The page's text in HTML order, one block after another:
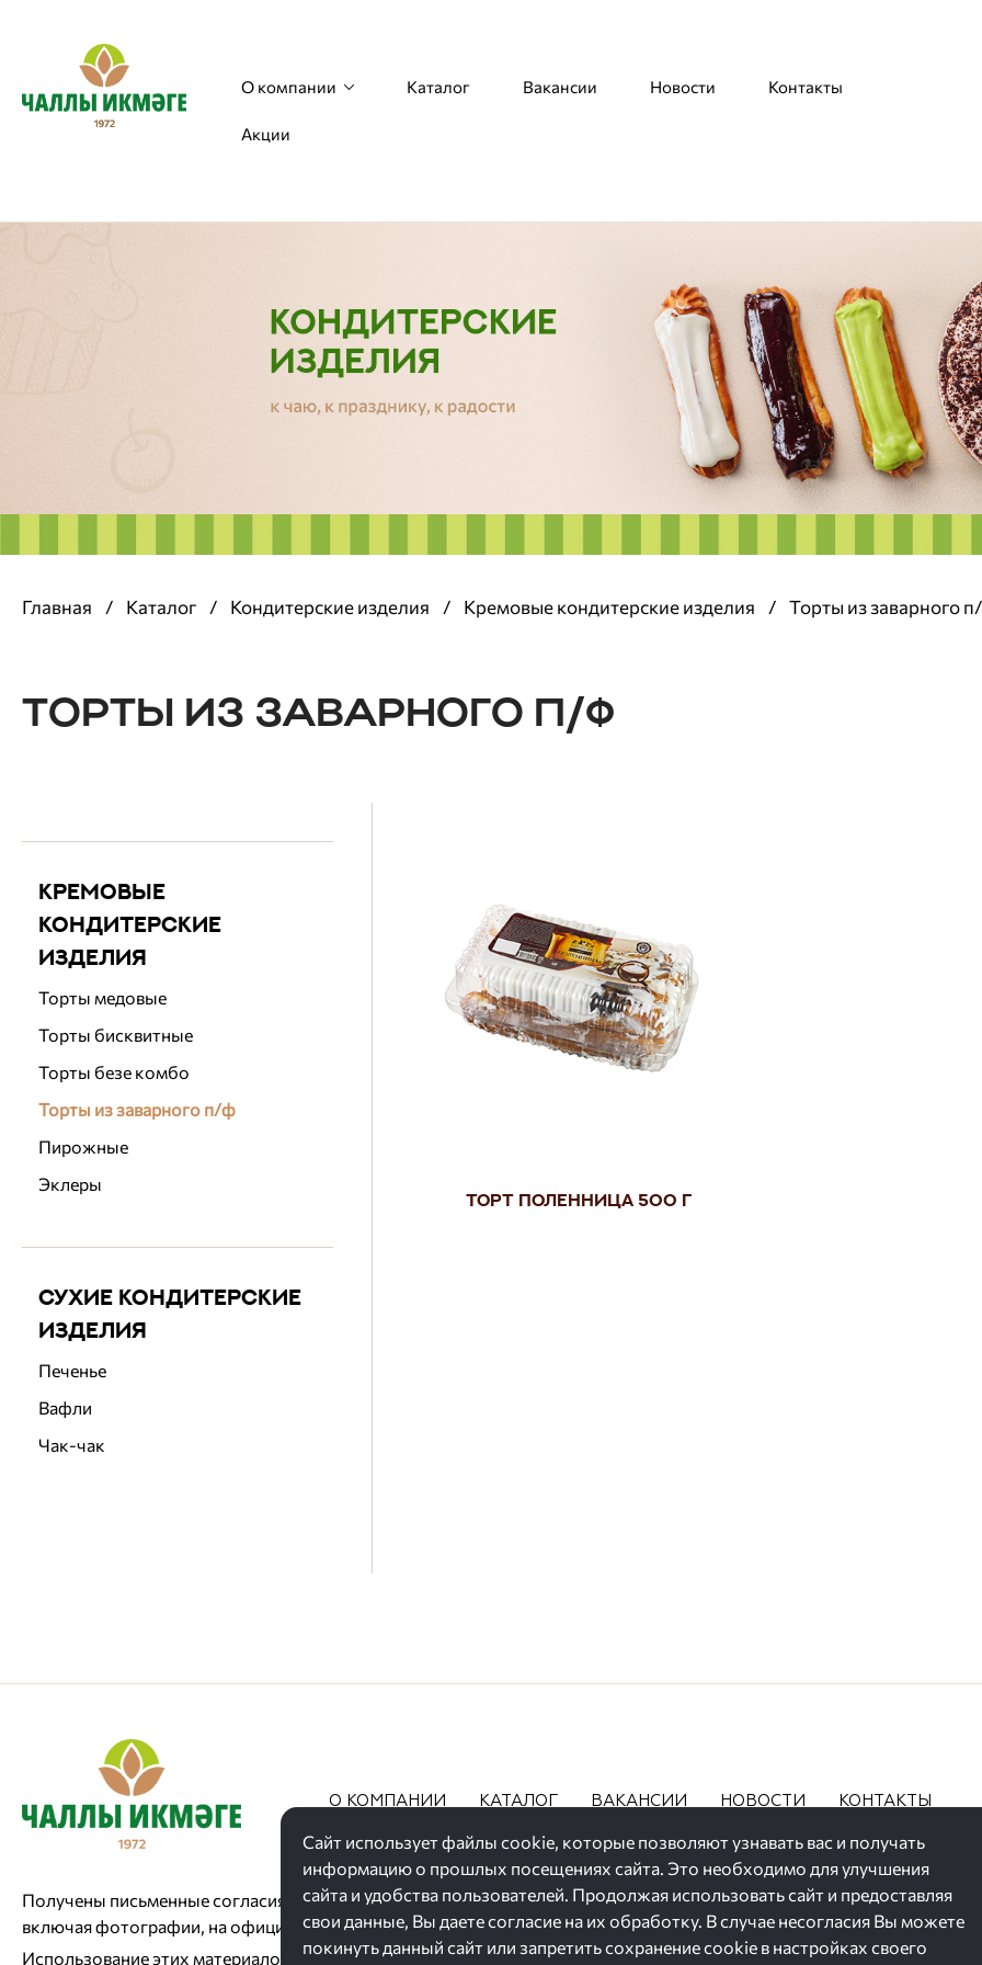
О компании Каталог Вакансии Новости Контакты
Акции
Главная / Каталог / Кондитерские изделия / Кремовые кондитерские изделия / Торты из заварного
ТОРТЫ ИЗ ЗАВАРНОГО П/Ф
КРЕМОВЫЕ
КОНДИТЕРСКИЕ
ИЗДЕЛИЯ
Торты медовые
Торты бисквитные
Торты безе комбо
Торты из заварного п/ф
Пирожные
Эклеры
СУХИЕ КОНДИТЕРСКИЕ
ИЗДЕЛИЯ
Печенье
Вафли
Чак-чак
Торт Поленница 500 г
О КОМПАНИИ КАТАЛОГ ВАКАНСИИ НОВОСТИ
КОНТАКТЫ
Получены письменные согласия сотрудников на размещение их персональных данных,
включая фотографии, на официальном ресурсе.
Использование этих материалов третьими лицами запрещено
Сайт использует файлы cookie, которые позволяют узнавать вас и получать
информацию о прошлых посещениях сайта. Это необходимо для улучшения
сайта и удобства пользователей. Продолжая использовать сайт и предоставляя
свои данные, Вы даете согласие на их обработку. В случае несогласия Вы можете
покинуть данный сайт или запретить сохранение cookie в настройках своего